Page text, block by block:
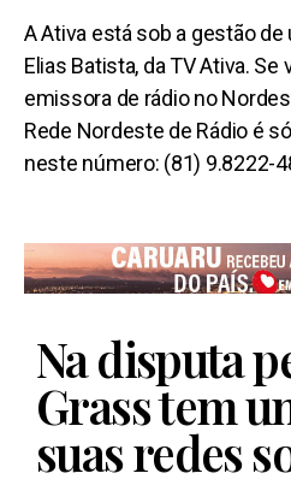
A Ativa está sob a gestão
Elias Batista, da TV Ativa.
emissora de rádio no
Rede Nordeste de Rádio é
neste número: (81) 9.8222-
Na disputa
Grass tem
suas redes